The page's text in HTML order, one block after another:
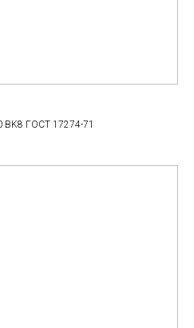
BK8 ГОСТ 17274-71